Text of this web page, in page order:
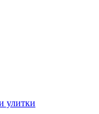
улитки